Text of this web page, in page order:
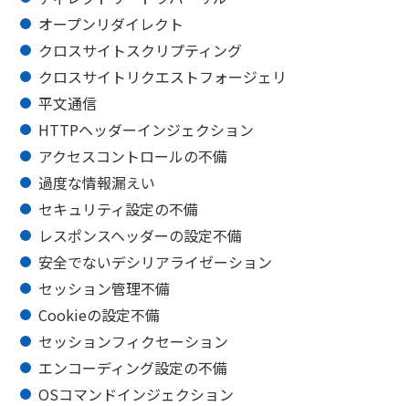
オープンリダイレクト
クロスサイトスクリプティング
クロスサイトリクエストフォージェリ
平文通信
HTTPヘッダーインジェクション
アクセスコントロールの不備
過度な情報漏えい
セキュリティ設定の不備
レスポンスヘッダーの設定不備
安全でないデシリアライゼーション
セッション管理不備
Cookieの設定不備
セッションフィクセーション
エンコーディング設定の不備
OSコマンドインジェクション